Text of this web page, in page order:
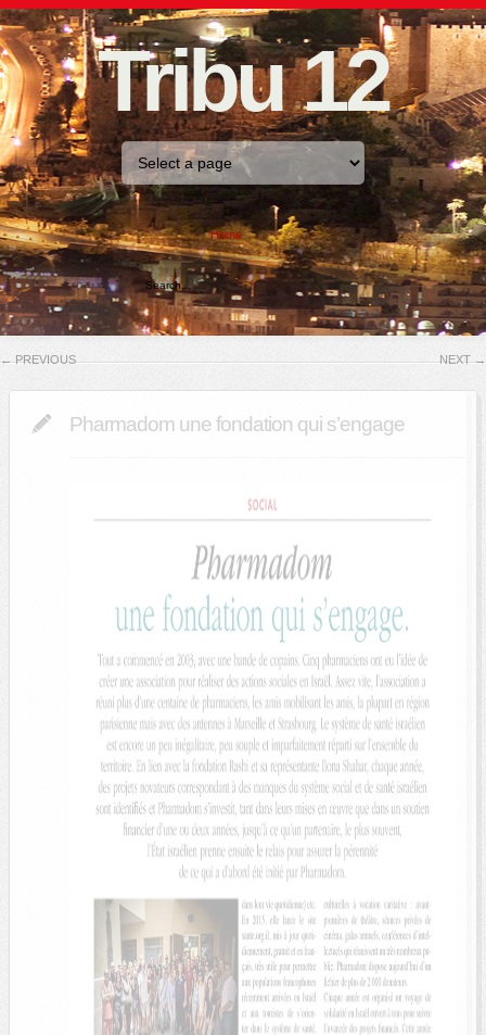
Tribu 12
Home
← PREVIOUS NEXT →
Pharmadom une fondation qui s’engage